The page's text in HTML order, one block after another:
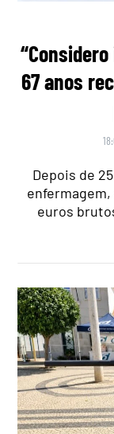
67 anos
Depois de
enfermagem,
euros